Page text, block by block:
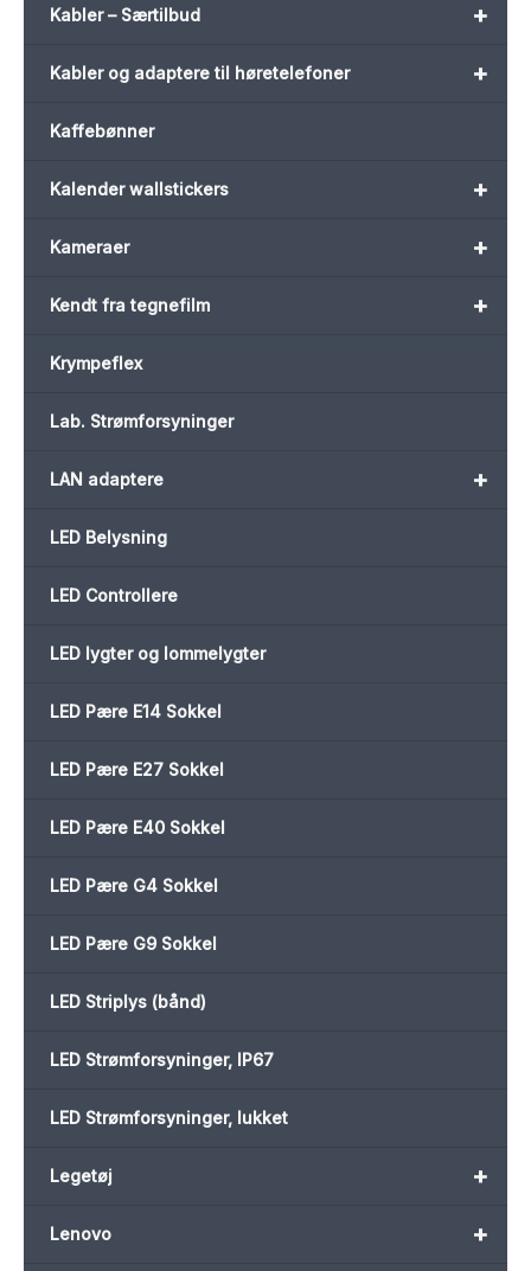
+
Kabler – Særtilbud
+
Kabler og adaptere til høretelefoner
Kaffebønner
+
Kalender wallstickers
+
Kameraer
+
Kendt fra tegnefilm
Krympeflex
Lab. Strømforsyninger
+
LAN adaptere
LED Belysning
LED Controllere
LED lygter og lommelygter
LED Pære E14 Sokkel
LED Pære E27 Sokkel
LED Pære E40 Sokkel
LED Pære G4 Sokkel
LED Pære G9 Sokkel
LED Striplys (bånd)
LED Strømforsyninger, IP67
LED Strømforsyninger, lukket
+
Legetøj
+
Lenovo